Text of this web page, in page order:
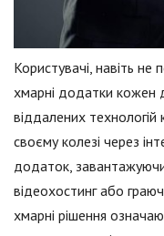
Користувачі, навіть не
хмарні додатки кожен
віддалених
своєму колезі через
додаток,
відеохостинг або
хмарні рішення